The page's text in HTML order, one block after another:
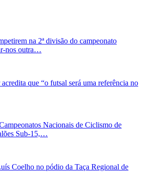
na 2ª divisão do campeonato
nos outra…
que “o futsal será uma referência no
Nacionais de Ciclismo de
Sub-15,…
Coelho no pódio da Taça Regional de